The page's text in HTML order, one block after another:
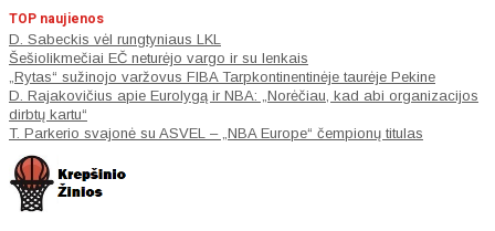
TOP naujienos
D. Sabeckis vėl rungtyniaus LKL
Šešiolikmečiai EČ neturėjo vargo ir su lenkais
„Rytas“ sužinojo varžovus FIBA Tarpkontinentinėje taurėje Pekine
D. Rajakovičius apie Eurolygą ir NBA: „Norėčiau, kad abi organizacijos
dirbtų kartu“
T. Parkerio svajonė su ASVEL – „NBA Europe“ čempionų titulas